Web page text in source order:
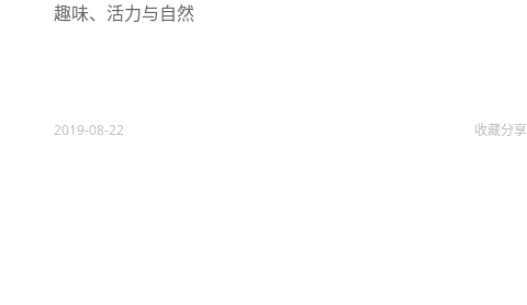
趣味、活力与自然
2019-08-22 收藏分享